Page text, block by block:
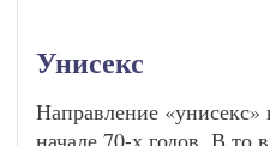
Унисекс
Направление «унисекс»